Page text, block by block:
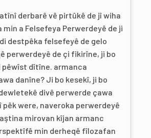
derbarê vê pirtûkê de jî wiha
min a Felsefeya Perwerdeyê de ji
destpêka felsefeyê de gelo
perwerdeyê de çi fikirîne, ji bo
pêwîst dîtîne. armanca
danîne? Ji bo kesekî, ji bo
divê perwerde çawa
pêk were, naveroka perwerdeyê
mirovan kîjan armanc
min derheqê fîlozafan